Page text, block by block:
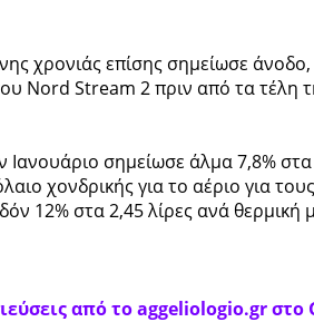
χρονιάς επίσης σημείωσε
Nord Stream 2 πριν από τα τέλη
Ιανουάριο σημείωσε άλμα 7,8%
χονδρικής για το αέριο για
12% στα 2,45 λίρες ανά θερμική
από το aggeliologio.gr στο